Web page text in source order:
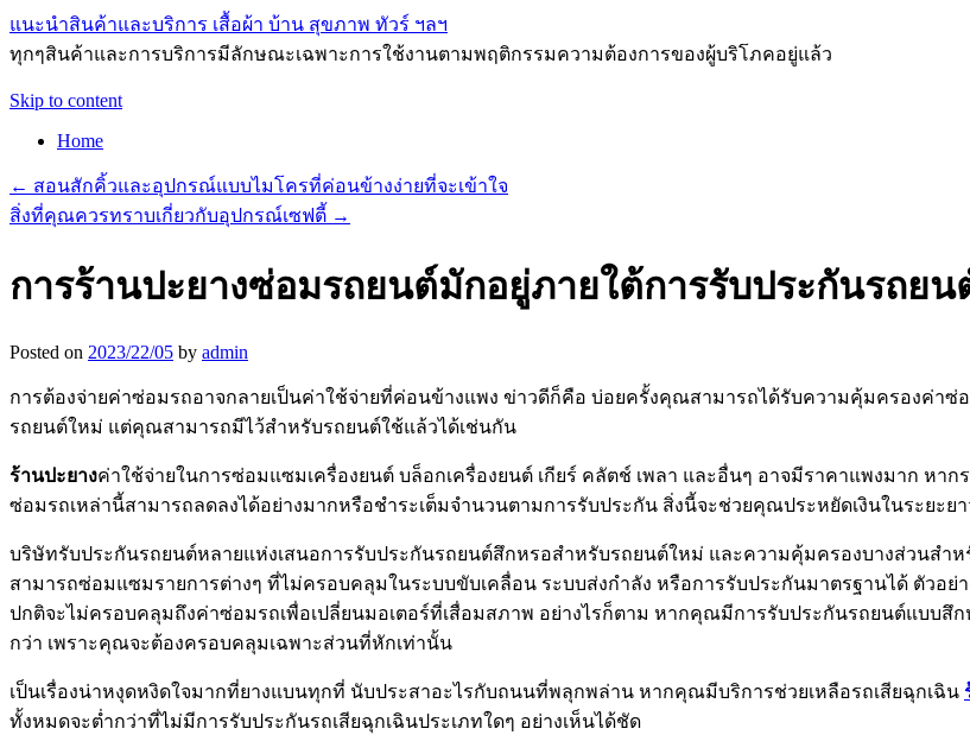
แนะนำสินค้าและบริการ เสื้อผ้า บ้าน สุขภาพ ทัวร์ ฯลฯ
ทุกๆสินค้าและการบริการมีลักษณะเฉพาะการใช้งานตามพฤติกรรมความต้องการของผู้บริโภคอยู่แล้ว
Skip to content
Home
← สอนสักคิ้วและอุปกรณ์แบบไมโครที่ค่อนข้างง่ายที่จะเข้าใจ
สิ่งที่คุณควรทราบเกี่ยวกับอุปกรณ์เซฟตี้ →
การร้านปะยางซ่อมรถยนต์มักอยู่ภายใต้การรับประกันรถยน
Posted on 2023/22/05 by admin
การต้องจ่ายค่าซ่อมรถอาจกลายเป็นค่าใช้จ่ายที่ค่อนข้างแพง ข่าวดีก็คือ บ่อยครั้งคุณสามารถได้รับความคุ้มครองค่า
รถยนต์ใหม่ แต่คุณสามารถมีไว้สำหรับรถยนต์ใช้แล้วได้เช่นกัน
ร้านปะยางค่าใช้จ่ายในการซ่อมแซมเครื่องยนต์ บล็อกเครื่องยนต์ เกียร์ คลัตช์ เพลา และอื่นๆ อาจมีราคาแพงมาก ห
ซ่อมรถเหล่านี้สามารถลดลงได้อย่างมากหรือชำระเต็มจำนวนตามการรับประกัน สิ่งนี้จะช่วยคุณประหยัดเงินในระยะยา
บริษัทรับประกันรถยนต์หลายแห่งเสนอการรับประกันรถยนต์สึกหรอสำหรับรถยนต์ใหม่ และความคุ้มครองบางส่วนสำห
สามารถซ่อมแซมรายการต่างๆ ที่ไม่ครอบคลุมในระบบขับเคลื่อน ระบบส่งกำลัง หรือการรับประกันมาตรฐานได้ ตัวอ
ปกติจะไม่ครอบคลุมถึงค่าซ่อมรถเพื่อเปลี่ยนมอเตอร์ที่เสื่อมสภาพ อย่างไรก็ตาม หากคุณมีการรับประกันรถยนต์แบบสึก
กว่า เพราะคุณจะต้องครอบคลุมเฉพาะส่วนที่หักเท่านั้น
เป็นเรื่องน่าหงุดหงิดใจมากที่ยางแบนทุกที่ นับประสาอะไรกับถนนที่พลุกพล่าน หากคุณมีบริการช่วยเหลือรถเสียฉุกเฉิน
ทั้งหมดจะต่ำกว่าที่ไม่มีการรับประกันรถเสียฉุกเฉินประเภทใดๆ อย่างเห็นได้ชัด